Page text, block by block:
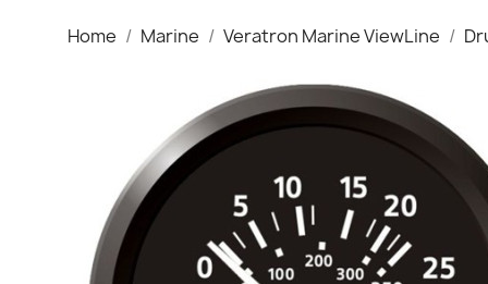
Home Marine Veratron Marine ViewLine